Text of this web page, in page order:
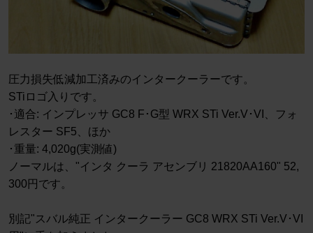
圧力損失低減加工済みのインタークーラーです。
STiロゴ入りです。
･適合: インプレッサ GC8 F･G型 WRX STi Ver.V･VI、フォ
レスター SF5、ほか
･重量: 4,020g(実測値)
ノーマルは、"インタ クーラ アセンブリ 21820AA160" 52,
300円です。
別記"スバル純正 インタークーラー GC8 WRX STi Ver.V･VI